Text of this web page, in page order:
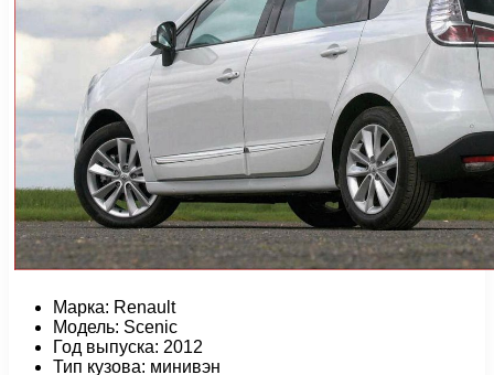
Марка: Renault
Модель: Scenic
Год выпуска: 2012
Тип кузова: минивэн